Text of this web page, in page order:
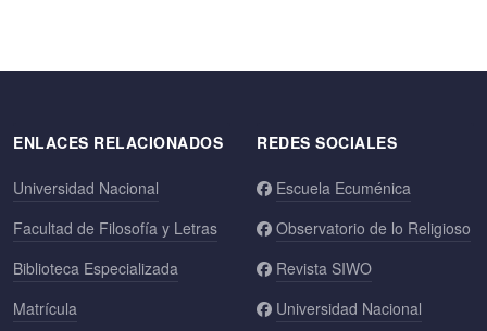
ENLACES RELACIONADOS
Universidad Nacional
Facultad de Filosofía y Letras
Biblioteca Especializada
Matrícula
REDES SOCIALES
Escuela Ecuménica
Observatorio de lo Religioso
Revista SIWO
Universidad Nacional